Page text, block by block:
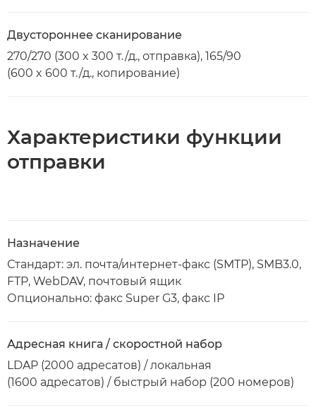
Двустороннее сканирование
270/270 (300 x 300 т./д., отправка), 165/90
(600 x 600 т./д., копирование)
Характеристики функции
отправки
Назначение
Стандарт: эл. почта/интернет-факс (SMTP), SMB3.0,
FTP, WebDAV, почтовый ящик
Опционально: факс Super G3, факс IP
Адресная книга / скоростной набор
LDAP (2000 адресатов) / локальная
(1600 адресатов) / быстрый набор (200 номеров)